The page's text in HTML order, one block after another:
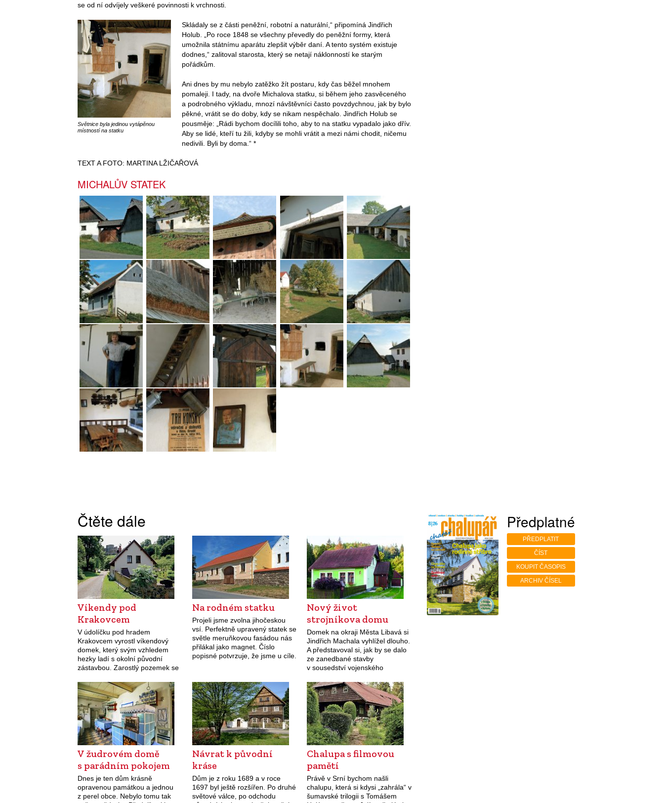
se od ní odvíjely veškeré povinnosti k vrchnosti.
Světnice byla jedinou vytápěnou
místností na statku
Skládaly se z části peněžní, robotní a naturální,“ připomíná Jindřich
Holub. „Po roce 1848 se všechny převedly do peněžní formy, která
umožnila státnímu aparátu zlepšit výběr daní. A tento systém existuje
dodnes,“ zalitoval starosta, který se netají náklonností ke starým
pořádkům.
Ani dnes by mu nebylo zatěžko žít postaru, kdy čas běžel mnohem
pomaleji. I tady, na dvoře Michalova statku, si během jeho zasvěceného
a podrobného výkladu, mnozí návštěvníci často povzdychnou, jak by bylo
pěkné, vrátit se do doby, kdy se nikam nespěchalo. Jindřich Holub se
pousměje: „Rádi bychom docílili toho, aby to na statku vypadalo jako dřív.
Aby se lidé, kteří tu žili, kdyby se mohli vrátit a mezi námi chodit, ničemu
nedivili. Byli by doma.“ *
TEXT A FOTO: MARTINA LŽIČAŘOVÁ
MICHALŮV STATEK
Čtěte dále
Víkendy pod
Krakovcem
V údolíčku pod hradem
Krakovcem vyrostl víkendový
domek, který svým vzhledem
hezky ladí s okolní původní
zástavbou. Zarostlý pozemek se
Manželé Kočkovi to sem nemají
ze svého bydliště v Rakovníku
daleko,…
Na rodném statku
Projeli jsme zvolna jihočeskou
vsí. Perfektně upravený statek se
světle meruňkovou fasádou nás
přilákal jako magnet. Číslo
popisné potvrzuje, že jsme u cíle.
stejně jako vrata, umístěná…
Nový život
strojníkova domu
Domek na okraji Města Libavá si
Jindřich Machala vyhlížel dlouho.
A představoval si, jak by se dalo
ze zanedbané stavby
v sousedství vojenského
krásné místo k žití.
V žudrovém domě
s parádním pokojem
Dnes je ten dům krásně
opravenou památkou a jednou
z perel obce. Nebylo tomu tak
Návrat k původní
kráse
Dům je z roku 1689 a v roce
1697 byl ještě rozšířen. Po druhé
světové válce, po odchodu
Chalupa s filmovou
pamětí
Právě v Srní bychom našli
chalupu, která si kdysi „zahrála“ v
šumavské trilogii s Tomášem
Předplatné
PŘEDPLATIT
ČÍST
KOUPIT ČASOPIS
ARCHIV ČÍSEL